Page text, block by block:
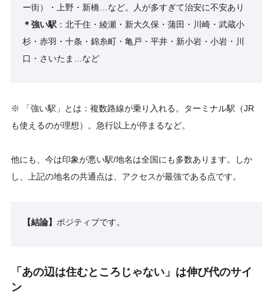
ー街）・上野・新橋…など。人が多すぎて治安に不安あり
＊強い駅 ：北千住・綾瀬・新大久保・蒲田・川崎・武蔵小
杉・赤羽・十条・錦糸町・亀戸・平井・新小岩・小岩・川
口・さいたま…など
※ 「強い駅」とは：複数路線が乗り入れる。ターミナル駅（JR
も使えるのが理想）。急行以上が停まるなど。
他にも、今は印象が悪い駅/地名は全国にも多数あります。しか
し、上記の地名の共通点は、アクセスが最強である点です。
【結論】 ポジティブです。
「あの辺は住むところじゃない」は伸び代のサイ
ン